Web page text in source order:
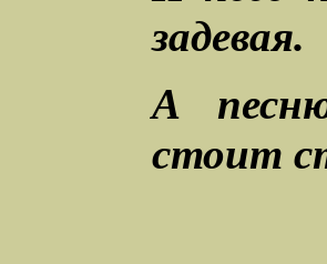
задевая.
А
стоит